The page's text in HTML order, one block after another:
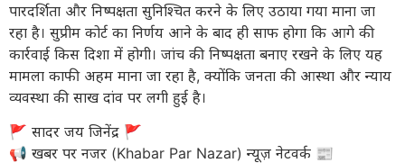
पारदर्शिता और निष्पक्षता सुनिश्चित करने के लिए उठाया गया माना जा
रहा है। सुप्रीम कोर्ट का निर्णय आने के बाद ही साफ होगा कि आगे की
कार्रवाई किस दिशा में होगी। जांच की निष्पक्षता बनाए रखने के लिए यह
मामला काफी अहम माना जा रहा है, क्योंकि जनता की आस्था और न्याय
व्यवस्था की साख दांव पर लगी हुई है।
​🚩 सादर जय जिनेंद्र 🚩
​📢 खबर पर नजर (Khabar Par Nazar) न्यूज़ नेटवर्क 📰